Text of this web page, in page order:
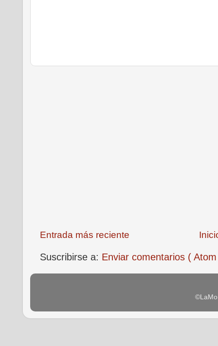
Entrada más reciente
Suscribirse a: Enviar comentarios (